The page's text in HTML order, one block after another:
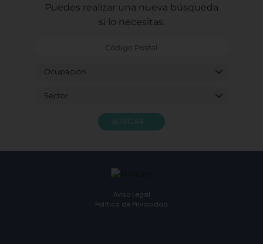
Puedes realizar una nueva búsqueda
si lo necesitas.
BUSCAR
Aviso Legal
Política de Privacidad